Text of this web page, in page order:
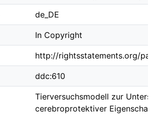
de_DE
In Copyright
http://rightsstatements.org/
ddc:610
Tierversuchsmodell zur
cerebroprotektiver